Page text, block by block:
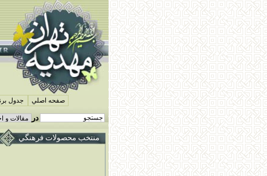
جدول صفحه اصلي
در
منتخب محصولات فرهنگي